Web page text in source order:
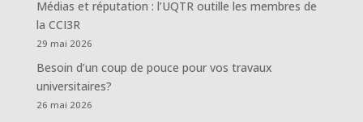
Médias et réputation : l’UQTR outille les membres de
la CCI3R
29 mai 2026
Besoin d’un coup de pouce pour vos travaux
universitaires?
26 mai 2026